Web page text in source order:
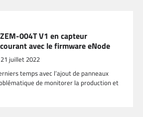
004T V1 en capteur
avec le firmware eNode
21 juillet 2022
temps avec l’ajout de panneaux
de monitorer la production et